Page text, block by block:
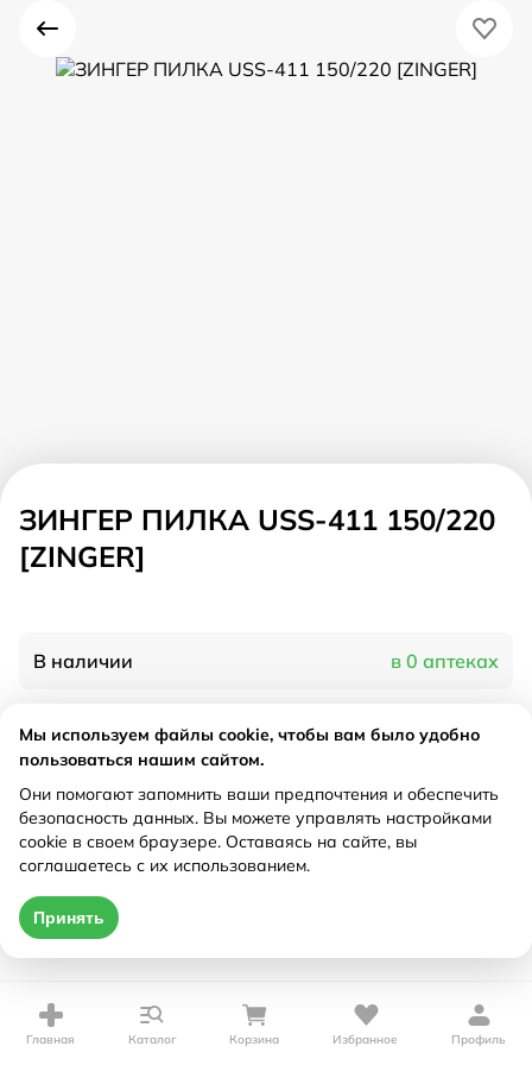
ЗИНГЕР ПИЛКА USS-411 150/220
[ZINGER]
В наличии в 0 аптеках
Характеристики
Рецепт Не требуется
Цена действительна только при оформлении онлайн
Главная Каталог Корзина Избранное Профиль
Мы используем файлы cookie, чтобы вам было удобно
пользоваться нашим сайтом.
Они помогают запомнить ваши предпочтения и обеспечить
безопасность данных. Вы можете управлять настройками
cookie в своем браузере. Оставаясь на сайте, вы
соглашаетесь с их использованием.
Принять